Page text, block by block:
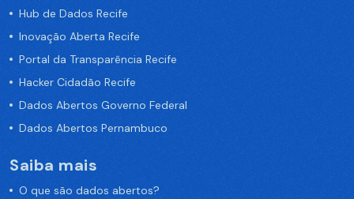
Hub de Dados Recife
Inovação Aberta Recife
Portal da Transparência Recife
Hacker Cidadão Recife
Dados Abertos Governo Federal
Dados Abertos Pernambuco
Saiba mais
O que são dados abertos?